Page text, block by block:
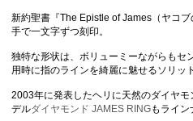
新約聖書『The Epistle of James（ヤコ
手で一文字ずつ刻印。
独特な形状は、ボリューミーながらもセ
用時に指のラインを綺麗に魅せるソリッ
2003年に発表したヘリに天然のダイヤ
デルダイヤモンド JAMES RINGもライン